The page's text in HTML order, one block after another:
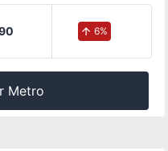
6%
Metro